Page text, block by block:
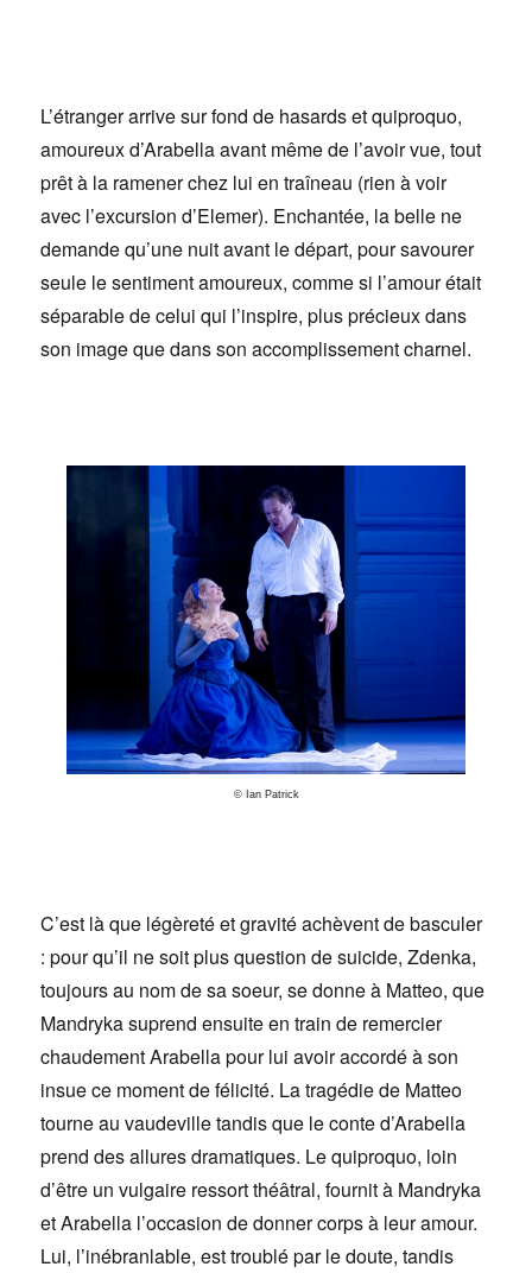
L’étranger arrive sur fond de hasards et quiproquo,
amoureux d’Arabella avant même de l’avoir vue, tout
prêt à la ramener chez lui en traîneau (rien à voir
avec l’excursion d’Elemer). Enchantée, la belle ne
demande qu’une nuit avant le départ, pour savourer
seule le sentiment amoureux, comme si l’amour était
séparable de celui qui l’inspire, plus précieux dans
son image que dans son accomplissement charnel.
© Ian Patrick
C’est là que légèreté et gravité achèvent de basculer
: pour qu’il ne soit plus question de suicide, Zdenka,
toujours au nom de sa soeur, se donne à Matteo, que
Mandryka suprend ensuite en train de remercier
chaudement Arabella pour lui avoir accordé à son
insue ce moment de félicité. La tragédie de Matteo
tourne au vaudeville tandis que le conte d’Arabella
prend des allures dramatiques. Le quiproquo, loin
d’être un vulgaire ressort théâtral, fournit à Mandryka
et Arabella l’occasion de donner corps à leur amour.
Lui, l’inébranlable, est troublé par le doute, tandis